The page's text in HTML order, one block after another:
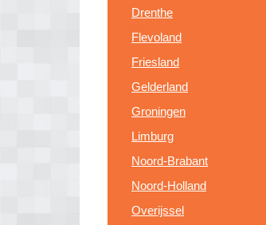
Drenthe
Flevoland
Friesland
Gelderland
Groningen
Limburg
Noord-Brabant
Noord-Holland
Overijssel